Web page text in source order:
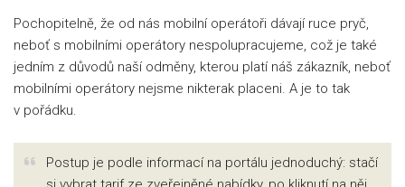
Pochopitelně, že od nás mobilní operátoři dávají ruce pryč,
neboť s mobilními operátory nespolupracujeme, což je také
jedním z důvodů naší odměny, kterou platí náš zákazník, neboť
mobilními operátory nejsme nikterak placeni. A je to tak
v pořádku.
Postup je podle informací na portálu jednoduchý: stačí